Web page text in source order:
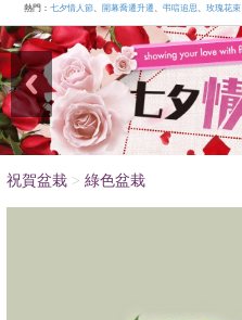
熱門：七夕情人節、 開幕喬遷升遷 、弔唁追思、玫瑰花束
祝賀盆栽 > 綠色盆栽